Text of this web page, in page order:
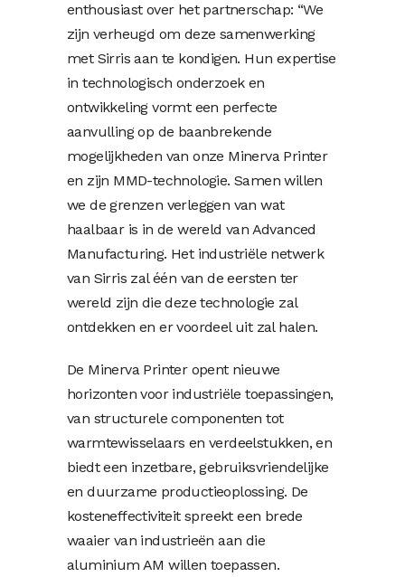
enthousiast over het partnerschap: “We
zijn verheugd om deze samenwerking
met Sirris aan te kondigen. Hun expertise
in technologisch onderzoek en
ontwikkeling vormt een perfecte
aanvulling op de baanbrekende
mogelijkheden van onze Minerva Printer
en zijn MMD-technologie. Samen willen
we de grenzen verleggen van wat
haalbaar is in de wereld van Advanced
Manufacturing. Het industriële netwerk
van Sirris zal één van de eersten ter
wereld zijn die deze technologie zal
ontdekken en er voordeel uit zal halen.
De Minerva Printer opent nieuwe
horizonten voor industriële toepassingen,
van structurele componenten tot
warmtewisselaars en verdeelstukken, en
biedt een inzetbare, gebruiksvriendelijke
en duurzame productieoplossing. De
kosteneffectiviteit spreekt een brede
waaier van industrieën aan die
aluminium AM willen toepassen.